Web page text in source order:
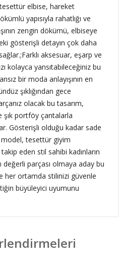
tesettür elbise, hareket
yapısıyla rahatlığı ve
zengin dökümü, elbiseye
gösterişli detayın çok daha
Farklı aksesuar, eşarp ve
kolayca yansıtabileceğiniz bu
bir moda anlayışının en
şıklığından gece
olacak bu tasarım,
şık portföy çantalarla
Gösterişli olduğu kadar sade
tesettür giyim
eden stil sahibi kadınların
değerli parçası olmaya aday bu
her ortamda stilinizi güvenle
büyüleyici uyumunu